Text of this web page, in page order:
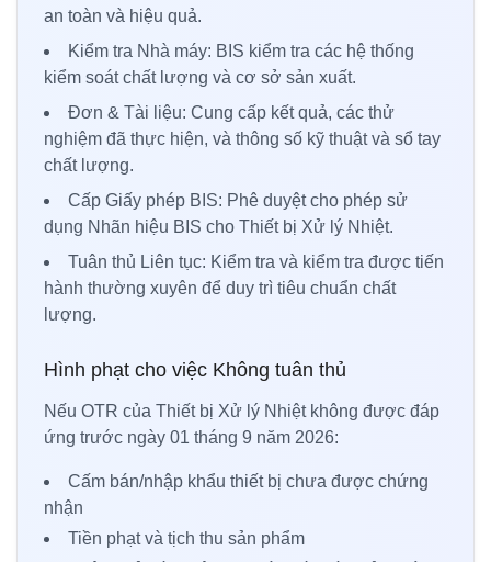
an toàn và hiệu quả.
Kiểm tra Nhà máy: BIS kiểm tra các hệ thống
kiểm soát chất lượng và cơ sở sản xuất.
Đơn & Tài liệu: Cung cấp kết quả, các thử
nghiệm đã thực hiện, và thông số kỹ thuật và sổ tay
chất lượng.
Cấp Giấy phép BIS: Phê duyệt cho phép sử
dụng Nhãn hiệu BIS cho Thiết bị Xử lý Nhiệt.
Tuân thủ Liên tục: Kiểm tra và kiểm tra được tiến
hành thường xuyên để duy trì tiêu chuẩn chất
lượng.
Hình phạt cho việc Không tuân thủ
Nếu OTR của Thiết bị Xử lý Nhiệt không được đáp
ứng trước ngày 01 tháng 9 năm 2026:
Cấm bán/nhập khẩu thiết bị chưa được chứng
nhận
Tiền phạt và tịch thu sản phẩm